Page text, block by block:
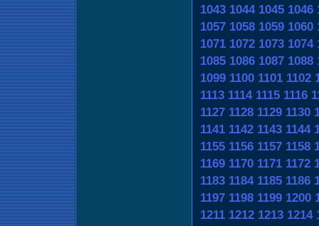
1043 1044 1045 1046
1057 1058 1059 1060
1071 1072 1073 1074
1085 1086 1087 1088
1099 1100 1101 1102
1113 1114 1115 1116
1127 1128 1129 1130
1141 1142 1143 1144
1155 1156 1157 1158
1169 1170 1171 1172
1183 1184 1185 1186
1197 1198 1199 1200
1211 1212 1213 1214